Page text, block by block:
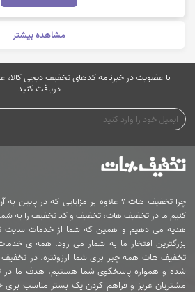
مشاهده بیشتر
با عضویت در خبرنامه کدهای تخفیف دیجی کالا،
دریافت کنید
چرا تخفیف هات ؟ علاوه بر مزایایی که در پایین به
کنیم ما در تخفیف هات، تخفیف و کد تخفیف را به
هدیه می دهیم و همین که شما از خدمات سایت
بزرگترین افتخار ما به شمار می رود. همه ی
تخفیف هات همه چیز برای شما ارزونتره. در
شده و همواره پاسخگوی شما هستیم. هدف ما
مشتریان عزیز و فراهم کردن یک بستر مناسب برای